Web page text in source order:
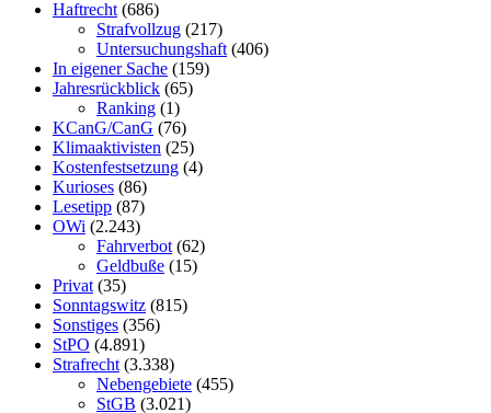
Haftrecht (686)
Strafvollzug (217)
Untersuchungshaft (406)
In eigener Sache (159)
Jahresrückblick (65)
Ranking (1)
KCanG/CanG (76)
Klimaaktivisten (25)
Kostenfestsetzung (4)
Kurioses (86)
Lesetipp (87)
OWi (2.243)
Fahrverbot (62)
Geldbuße (15)
Privat (35)
Sonntagswitz (815)
Sonstiges (356)
StPO (4.891)
Strafrecht (3.338)
Nebengebiete (455)
StGB (3.021)